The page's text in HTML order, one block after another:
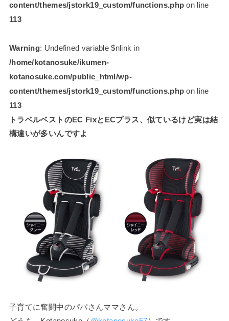
content/themes/jstork19_custom/functions.php on line
113
Warning: Undefined variable $nlink in
/home/kotanosuke/ikumen-
kotanosuke.com/public_html/wp-
content/themes/jstork19_custom/functions.php on line
113
トラベルベストのEC FixとECプラス、似ているけど実は結
構違いが多いんですよ
子育てに奮闘中のパパさんママさん。